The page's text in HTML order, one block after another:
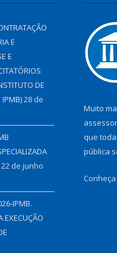
E
E
DE
IPMB)28 de
22 de junho
IPMB.
EXECUÇÃO
Muito
que
pública
Conheça